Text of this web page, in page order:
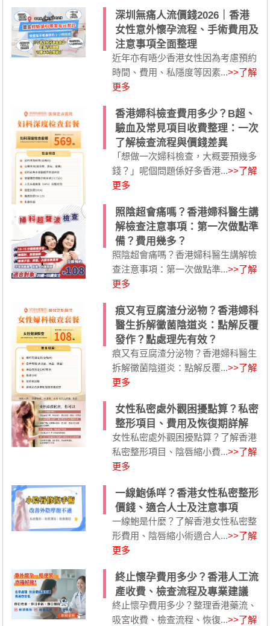
深圳無痛人流價錢2026｜香港
女性意外懷孕流程、手術費用及
注意事項全面整理
近年亦有唔少香港女性因為考慮預約
時間、費用、私隱度等因素...>>了解
更多
香港婦科檢查費用多少？B超、
驗血及常見項目收費整理：一次
了解檢查流程與價錢差異
「想做一次婦科檢查，大概要預幾多
錢？」呢個問題係好多香港...>>了解
更多
照陰超會痛嗎？香港婦科醫生講
解檢查注意事項：第一次做點準
備？費用幾多？
照陰超會痛嗎？香港婦科醫生講解檢
查注意事項：第一次做點準...>>了解
更多
痕又有豆腐渣分泌物？香港婦科
醫生拆解黴菌陰道炎：點解反覆
發作？點處理先有效？
痕又有豆腐渣分泌物？香港婦科醫生
拆解黴菌陰道炎：點解反覆...>>了解
更多
女性私密處外觀困擾點算？私密
整形項目、費用及恢復期詳解
女性私密處外觀困擾點算？了解香港
私密整形項目、陰唇縮小費...>>了解
更多
一線鮑係咩？香港女性私密整形
價錢、適合人士及注意事項
一線鮑是什麼？了解香港女性私密整
形費用、陰唇縮小術適合人...>>了解
更多
終止懷孕費用多少？香港人工流
產收費、檢查流程及專業建議
終止懷孕費用多少？整理香港藥流、
吸宮收費、檢查流程、恢復...>>了解